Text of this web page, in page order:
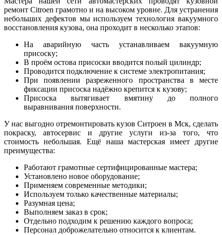
ремонт Citroen грамотно и на высоком уровне. Для устранения
небольших дефектов мы используем технология вакуумного
восстановления кузова, она проходит в несколько этапов:
На аварийную часть устанавливаем вакуумную
присоску;
В проём остова присоски вводится полый цилиндр;
Проводится подключение к системе электропитания;
При появлении разреженного пространства в месте
фиксации присоска надёжно крепится к кузову;
Присоска вытягивает вмятину до полного
выравнивания поверхности.
У нас выгодно отремонтировать кузов Ситроен в Мск, сделать
покраску, автосервис и другие услуги из-за того, что
стоимость небольшая. Ещё наша мастерская имеет другие
преимущества:
Работают грамотные сертифицированные мастера;
Установлено новое оборудование;
Применяем современные методики;
Используем только качественные материалы;
Разумная цена;
Выполняем заказ в срок;
Отдельно подходим к решению каждого вопроса;
Персонал доброжелательно относится к клиентам.